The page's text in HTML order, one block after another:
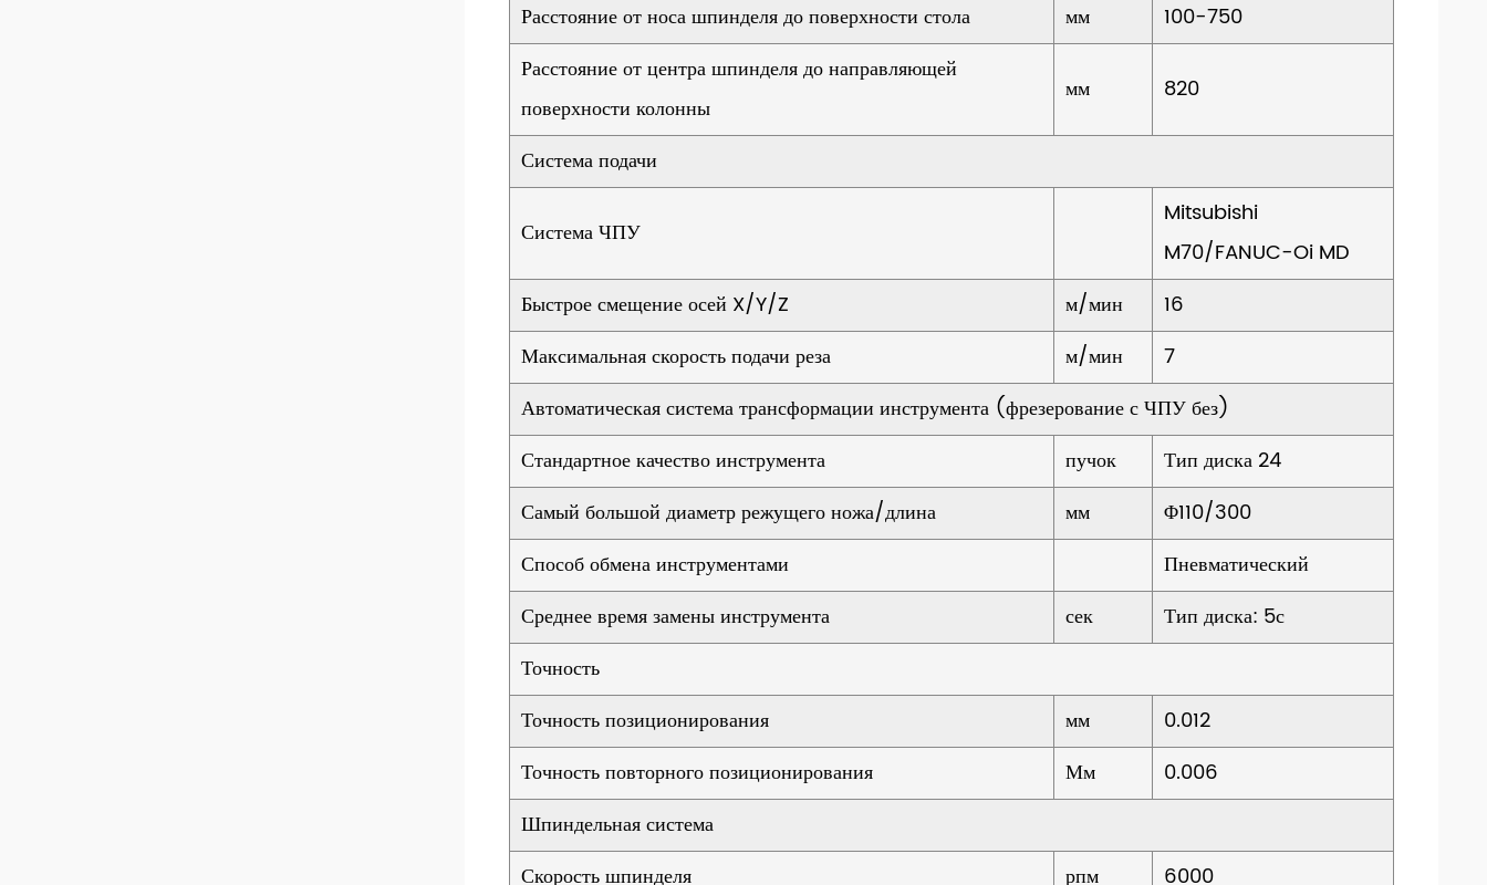
Расстояние от носа шпинделя до поверхности стола
мм
100-750
Расстояние от центра шпинделя до направляющей
поверхности колонны
мм 820
Система подачи
Система ЧПУ
Mitsubishi
M70/FANUC-Oi MD
Быстрое смещение осей X/Y/Z
м/мин
16
Максимальная скорость подачи реза
м/мин
7
Автоматическая система трансформации инструмента (фрезерование с ЧПУ без)
Стандартное качество инструмента
пучок
Тип диска 24
Самый большой диаметр режущего ножа/длина
мм
Φ110/300
Способ обмена инструментами
Пневматический
Среднее время замены инструмента
сек
Тип диска: 5с
Точность
Точность позиционирования
мм
0.012
Точность повторного позиционирования
Мм
0.006
Шпиндельная система
Скорость шпинделя
рпм 6000